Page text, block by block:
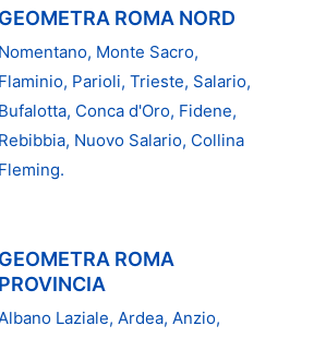
GEOMETRA ROMA NORD
Nomentano, Monte Sacro,
Flaminio, Parioli, Trieste, Salario,
Bufalotta, Conca d'Oro, Fidene,
Rebibbia, Nuovo Salario, Collina
Fleming.
GEOMETRA ROMA
PROVINCIA
Albano Laziale, Ardea, Anzio,